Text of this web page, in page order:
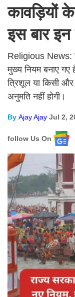
कावड़ियों
इस बार इन
Religious News:
मुख्य नियम बनाए गए
त्रिशूल या किसी
अनुमति नहीं होगी।
By Ajay Ajay Jul 2,
follow Us On